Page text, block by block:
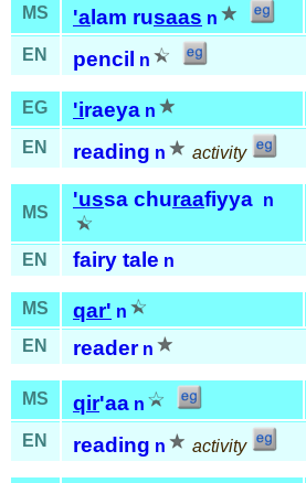
MS 'a lam rusaas n
EN pencil n
EG 'iraeya n
EN reading n activity
MS
'ussa churaafiyya n
EN fairy tale n
MS qar' n
EN reader n
MS qir'aa n
EN reading n activity